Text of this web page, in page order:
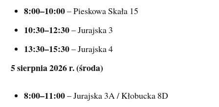
8:00–10:00 – Pieskowa Skała 15
10:30–12:30 – Jurajska 3
13:30–15:30 – Jurajska 4
5 sierpnia 2026 r. (środa)
8:00–11:00 – Jurajska 3A / Kłobucka 8D